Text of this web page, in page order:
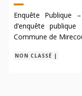
Enquête Publique
d’enquête
Commune de
NON CLASSÉ |